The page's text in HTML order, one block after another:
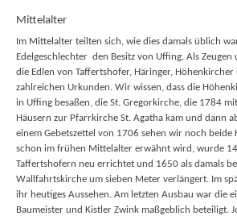
Mittelalter
Im Mittelalter teilten sich, wie dies damals üblich
Edelgeschlechter den Besitz von Uffing. Als
die Edlen von Taffertshofer, Häringer,
zahlreichen Urkunden. Wir wissen, dass die
in Uffing besaßen, die St. Gregorkirche, die 1784
Häusern zur Pfarrkirche St. Agatha kam und dann
einem Gebetszettel von 1706 sehen wir noch beide
schon im frühen Mittelalter erwähnt wird, wurde
Taffertshofern neu errichtet und 1650 als damals
Wallfahrtskirche um sieben Meter verlängert. Im
ihr heutiges Aussehen. Am letzten Ausbau war die
Baumeister und Kistler Zwink maßgeblich beteiligt.